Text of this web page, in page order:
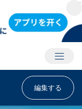
アカウ
編集する